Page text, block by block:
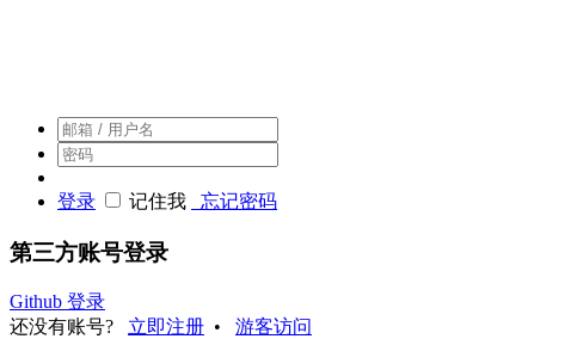
登录 记住我 忘记密码
第三方账号登录
Github 登录
还没有账号?
立即注册 • 游客访问